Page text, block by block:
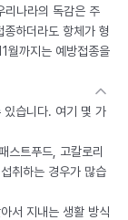
리나라의 독감은 주
하더라도 항체가 형
월까지는 예방접종을
있습니다. 여기 몇 가
스트푸드, 고칼로리
취하는 경우가 많습
서 지내는 생활 방식